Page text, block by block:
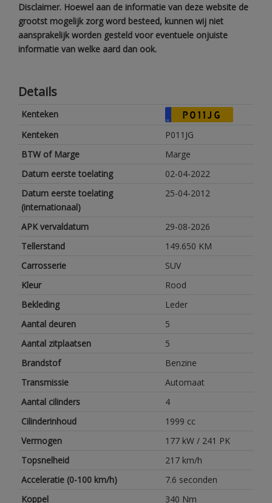
Disclaimer. Hoewel aan de informatie van deze website de
grootst mogelijk zorg word besteed, kunnen wij niet
aansprakelijk worden gesteld voor eventuele onjuiste
informatie van welke aard dan ook.
Details
Kenteken
NL P011JG
Kenteken
P011JG
BTW of Marge
Marge
Datum eerste toelating
02-04-2022
Datum eerste toelating
(internationaal)
25-04-2012
APK vervaldatum
29-08-2026
Tellerstand
149.650 KM
Carrosserie
SUV
Kleur
Rood
Bekleding
Leder
Aantal deuren
5
Aantal zitplaatsen
5
Brandstof
Benzine
Transmissie
Automaat
Aantal cilinders
4
Cilinderinhoud
1999 cc
Vermogen
177 kW / 241 PK
Topsnelheid
217 km/h
Acceleratie (0-100 km/h)
7.6 seconden
Koppel
340 Nm